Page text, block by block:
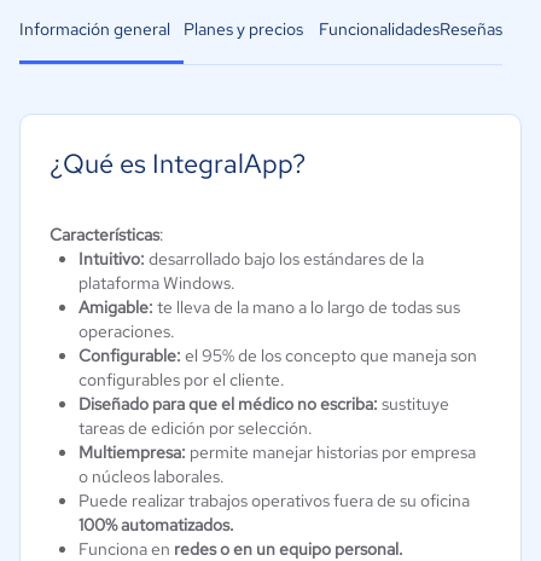
Información general Planes y precios FuncionalidadesReseñas
¿Qué es IntegralApp?
Características:
Intuitivo: desarrollado bajo los estándares de la
plataforma Windows.
Amigable: te lleva de la mano a lo largo de todas sus
operaciones.
Configurable: el 95% de los concepto que maneja son
configurables por el cliente.
Diseñado para que el médico no escriba: sustituye
tareas de edición por selección.
Multiempresa: permite manejar historias por empresa
o núcleos laborales.
Puede realizar trabajos operativos fuera de su oficina
100% automatizados.
Funciona en redes o en un equipo personal.